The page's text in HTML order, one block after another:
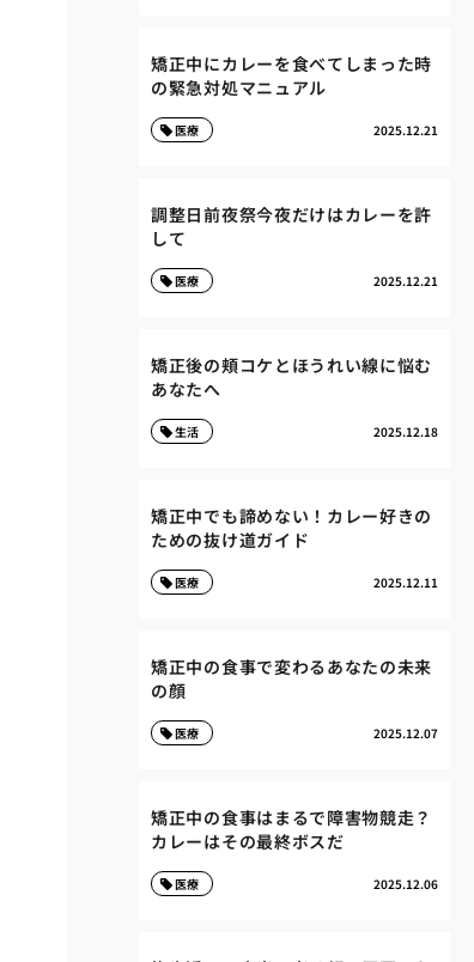
矯正中にカレーを食べてしまった時
の緊急対処マニュアル
2025.12.21
医療
調整日前夜祭今夜だけはカレーを許
して
2025.12.21
医療
矯正後の頬コケとほうれい線に悩む
あなたへ
2025.12.18
生活
矯正中でも諦めない！カレー好きの
ための抜け道ガイド
2025.12.11
医療
矯正中の食事で変わるあなたの未来
の顔
2025.12.07
医療
矯正中の食事はまるで障害物競走？
カレーはその最終ボスだ
2025.12.06
医療